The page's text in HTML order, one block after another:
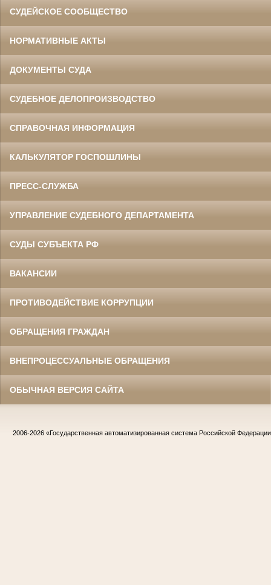
СУДЕЙСКОЕ СООБЩЕСТВО
НОРМАТИВНЫЕ АКТЫ
ДОКУМЕНТЫ СУДА
СУДЕБНОЕ ДЕЛОПРОИЗВОДСТВО
СПРАВОЧНАЯ ИНФОРМАЦИЯ
КАЛЬКУЛЯТОР ГОСПОШЛИНЫ
ПРЕСС-СЛУЖБА
УПРАВЛЕНИЕ СУДЕБНОГО ДЕПАРТАМЕНТА
СУДЫ СУБЪЕКТА РФ
ВАКАНСИИ
ПРОТИВОДЕЙСТВИЕ КОРРУПЦИИ
ОБРАЩЕНИЯ ГРАЖДАН
ВНЕПРОЦЕССУАЛЬНЫЕ ОБРАЩЕНИЯ
ОБЫЧНАЯ ВЕРСИЯ САЙТА
2006-2026 «Государственная автоматизированная система Российской